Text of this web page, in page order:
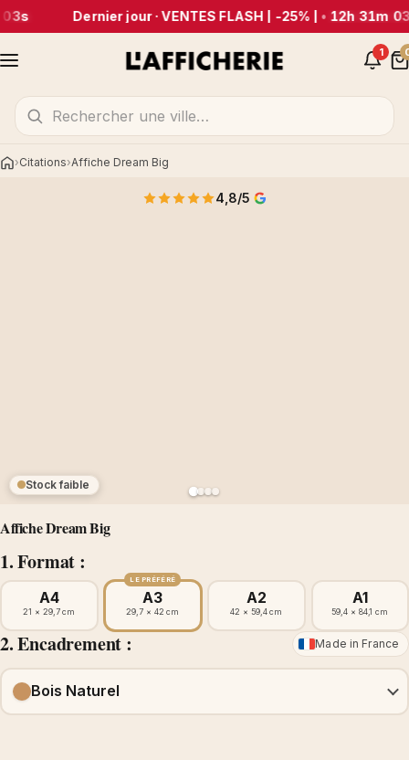
Dernier jour · VENTES FLASH | -25% | •12h 31m
1
AccueilCitations Affiche Dream Big
Affiche Dream Big
1. Format :
Stock faible
4,8/5
A4
21 × 29,7 cm
LE PRÉFÉRÉ
A3
29,7 × 42 cm
A2
42 × 59,4 cm
A1
59,4 × 84,1 cm
2. Encadrement : Made in France
Bois Naturel